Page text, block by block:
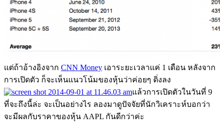
แต่ถ้าอ้างอิงจาก CNN Money เอาระยะเวลาแค่ 1 เดือน หลังจาก
การเปิดตัว ก็จะเห็นแนวโน้มของหุ้นว่าค่อยๆ ดิ่งลง
แล้วการเปิดตัวในวันที่ 9
ที่จะถึงนี้ล่ะ จะเป็นอย่างไร ลองมาดูปัจจัยที่นักวิเคราะห์บอกว่า
จะมีผลกับราคาของหุ้น AAPL กันดีกว่าค่ะ